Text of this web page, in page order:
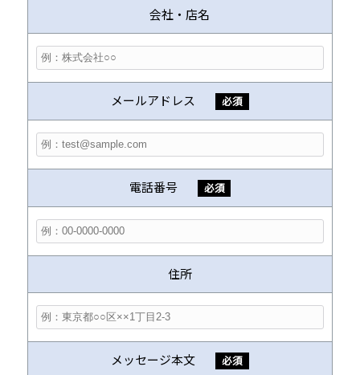
会社・店名
メールアドレス 必須
電話番号 必須
住所
メッセージ本文 必須